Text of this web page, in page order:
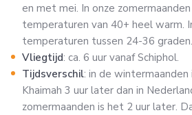
en met mei. In onze
temperaturen van 40+ heel warm.
temperaturen tussen 24-36 graden.
Vliegtijd: ca. 6 uur vanaf Schiphol.
Tijdsverschil: in de wintermaanden
Khaimah 3 uur later dan in
zomermaanden is het 2 uur later.